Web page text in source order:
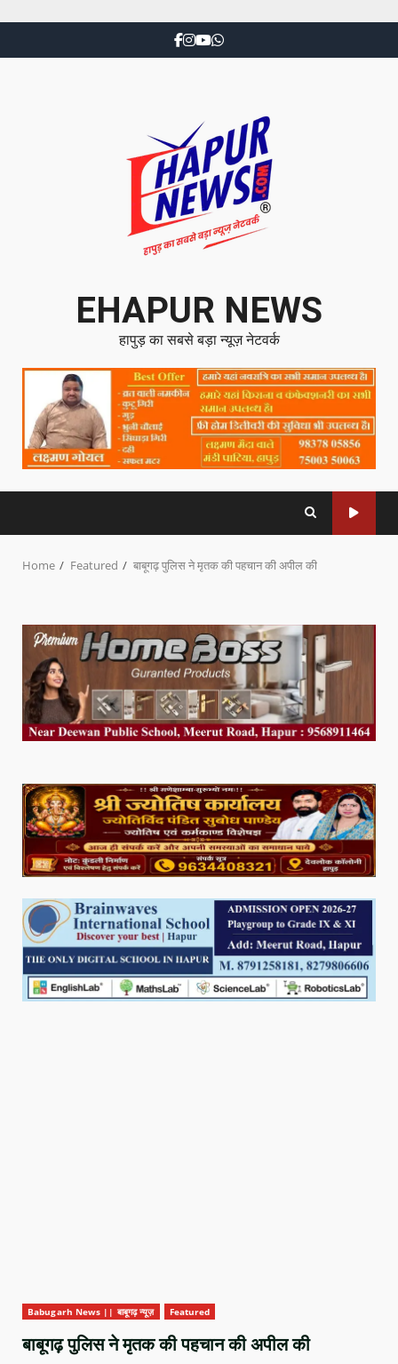
EHAPUR NEWS
हापुड़ का सबसे बड़ा न्यूज़ नेटवर्क
Home Featured बाबूगढ़ पुलिस ने मृतक की पहचान की अपील की
Babugarh News || बाबूगढ़ न्यूज़ Featured
बाबूगढ़ पुलिस ने मृतक की पहचान की अपील की